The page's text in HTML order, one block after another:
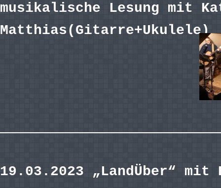
musikalische Lesung mit
Matthias(Gitarre+Ukulele)
19.03.2023 „LandÜber“